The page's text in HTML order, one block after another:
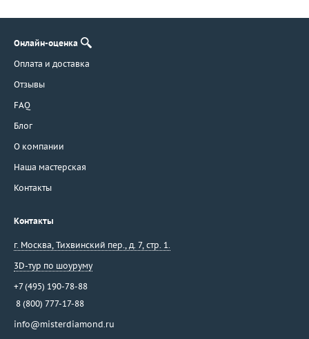
Онлайн-оценка
Оплата и доставка
Отзывы
FAQ
Блог
О компании
Наша мастерская
Контакты
Контакты
г. Москва, Тихвинский пер., д. 7, стр. 1.
3D-тур по шоуруму
+7 (495) 190-78-88
8 (800) 777-17-88
info@misterdiamond.ru